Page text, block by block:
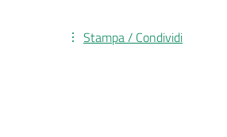
Stampa / Condividi